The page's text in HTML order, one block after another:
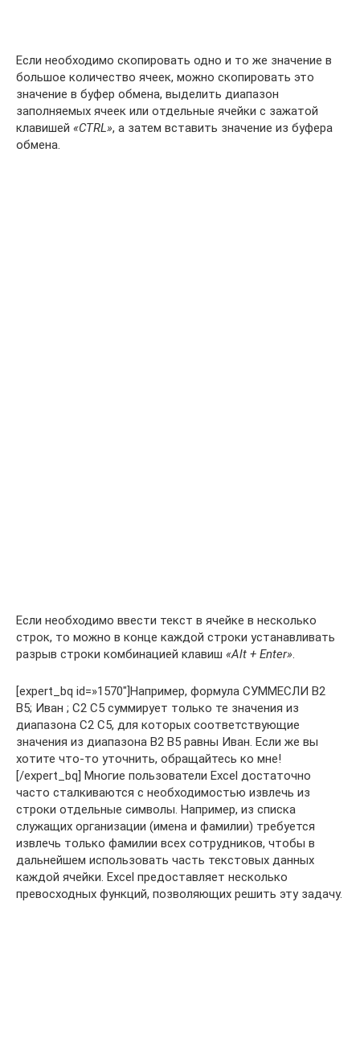
Если необходимо скопировать одно и то же значение в
большое количество ячеек, можно скопировать это
значение в буфер обмена, выделить диапазон
заполняемых ячеек или отдельные ячейки с зажатой
клавишей «CTRL», а затем вставить значение из буфера
обмена.
Если необходимо ввести текст в ячейке в несколько
строк, то можно в конце каждой строки устанавливать
разрыв строки комбинацией клавиш «Alt + Enter».
[expert_bq id=»1570″]Например, формула СУММЕСЛИ B2
B5; Иван ; C2 C5 суммирует только те значения из
диапазона C2 C5, для которых соответствующие
значения из диапазона B2 B5 равны Иван. Если же вы
хотите что-то уточнить, обращайтесь ко мне!
[/expert_bq] Многие пользователи Excel достаточно
часто сталкиваются с необходимостью извлечь из
строки отдельные символы. Например, из списка
служащих организации (имена и фамилии) требуется
извлечь только фамилии всех сотрудников, чтобы в
дальнейшем использовать часть текстовых данных
каждой ячейки. Excel предоставляет несколько
превосходных функций, позволяющих решить эту задачу.